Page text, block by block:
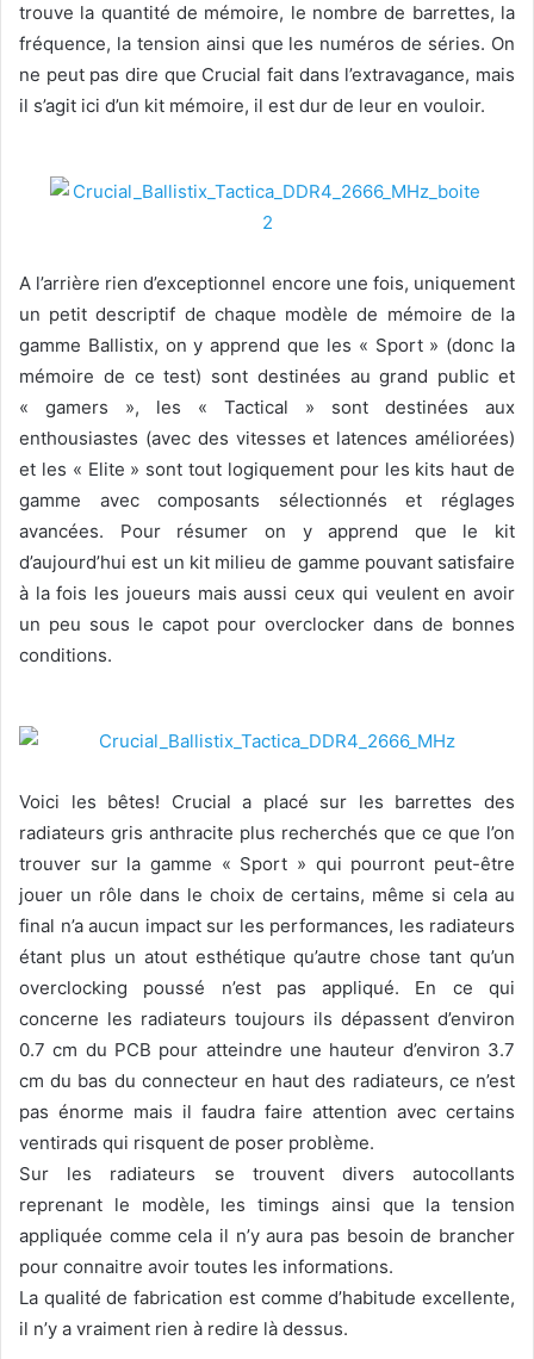
trouve la quantité de mémoire, le nombre de barrettes, la
fréquence, la tension ainsi que les numéros de séries. On
ne peut pas dire que Crucial fait dans l’extravagance, mais
il s’agit ici d’un kit mémoire, il est dur de leur en vouloir.
A l’arrière rien d’exceptionnel encore une fois, uniquement
un petit descriptif de chaque modèle de mémoire de la
gamme Ballistix, on y apprend que les « Sport » (donc la
mémoire de ce test) sont destinées au grand public et
« gamers », les « Tactical » sont destinées aux
enthousiastes (avec des vitesses et latences améliorées)
et les « Elite » sont tout logiquement pour les kits haut de
gamme avec composants sélectionnés et réglages
avancées. Pour résumer on y apprend que le kit
d’aujourd’hui est un kit milieu de gamme pouvant satisfaire
à la fois les joueurs mais aussi ceux qui veulent en avoir
un peu sous le capot pour overclocker dans de bonnes
conditions.
Voici les bêtes! Crucial a placé sur les barrettes des
radiateurs gris anthracite plus recherchés que ce que l’on
trouver sur la gamme « Sport » qui pourront peut-être
jouer un rôle dans le choix de certains, même si cela au
final n’a aucun impact sur les performances, les radiateurs
étant plus un atout esthétique qu’autre chose tant qu’un
overclocking poussé n’est pas appliqué. En ce qui
concerne les radiateurs toujours ils dépassent d’environ
0.7 cm du PCB pour atteindre une hauteur d’environ 3.7
cm du bas du connecteur en haut des radiateurs, ce n’est
pas énorme mais il faudra faire attention avec certains
ventirads qui risquent de poser problème.
Sur les radiateurs se trouvent divers autocollants
reprenant le modèle, les timings ainsi que la tension
appliquée comme cela il n’y aura pas besoin de brancher
pour connaitre avoir toutes les informations.
La qualité de fabrication est comme d’habitude excellente,
il n’y a vraiment rien à redire là dessus.